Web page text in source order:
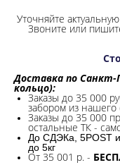
Уточняйте
Звоните или
Доставка по Санкт-
кольцо):
Заказы до 35 000
забором из нашего
Заказы до 35 000
остальные ТК -
До СДЭКа, 5POST
до 5кг
От 35 001 р. -